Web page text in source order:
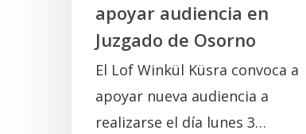
apoyar audiencia en
Juzgado de Osorno
El Lof Winkül Küsra convoca a
apoyar nueva audiencia a
realizarse el día lunes 3…